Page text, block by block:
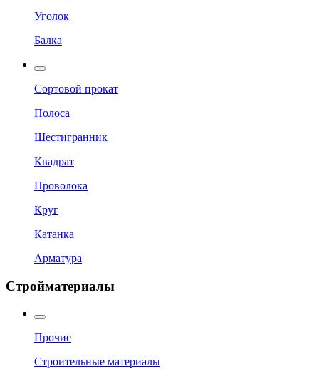
Уголок
Балка
Сортовой прокат
Полоса
Шестигранник
Квадрат
Проволока
Круг
Катанка
Арматура
Стройматериалы
Прочие
Строительные материалы